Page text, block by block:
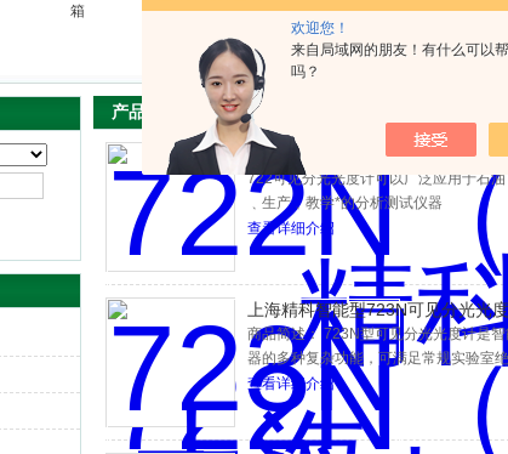
欢迎您！
来自局域网的朋友！有什么可以
吗？
箱
光仪
产品展示 当前位置：
精科722N（S）见分光光度计
722可见分光光度计可以广泛应用于石
﹑生产﹑教学*的分析测试仪器
查看详细介绍
上海精科智能型723N可见分光光
商品简述： 723N型可见分光光度计是
器的多种复杂功能，可满足常规实验室
物化学、石油化工、环境保护、质量控
查看详细介绍